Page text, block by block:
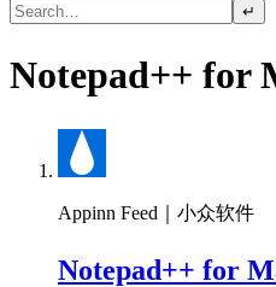
↵
Notepad++ for
Appinn Feed｜小众软件
Notepad++ for